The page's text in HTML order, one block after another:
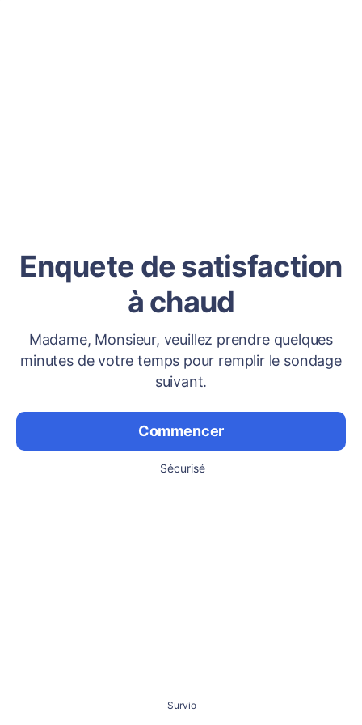
Enquete de satisfaction
à chaud
Madame, Monsieur, veuillez prendre quelques
minutes de votre temps pour remplir le sondage
suivant.
Commencer
Sécurisé
Survio